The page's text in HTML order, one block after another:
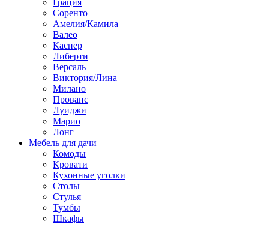
Грация
Соренто
Амелия/Камила
Валео
Каспер
Либерти
Версаль
Виктория/Лина
Милано
Прованс
Луиджи
Марио
Лонг
Мебель для дачи
Комоды
Кровати
Кухонные уголки
Столы
Стулья
Тумбы
Шкафы